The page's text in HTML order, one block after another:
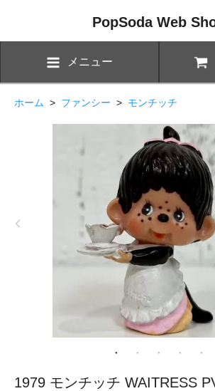
PopSoda Web
メニュー
ホーム > ファンシー > モンチッチ
1979 モンチッチ WAITRESS